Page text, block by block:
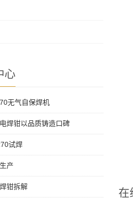
在
心
无气自保焊机
焊钳以品质铸造口碑
试焊
产
钳拆解